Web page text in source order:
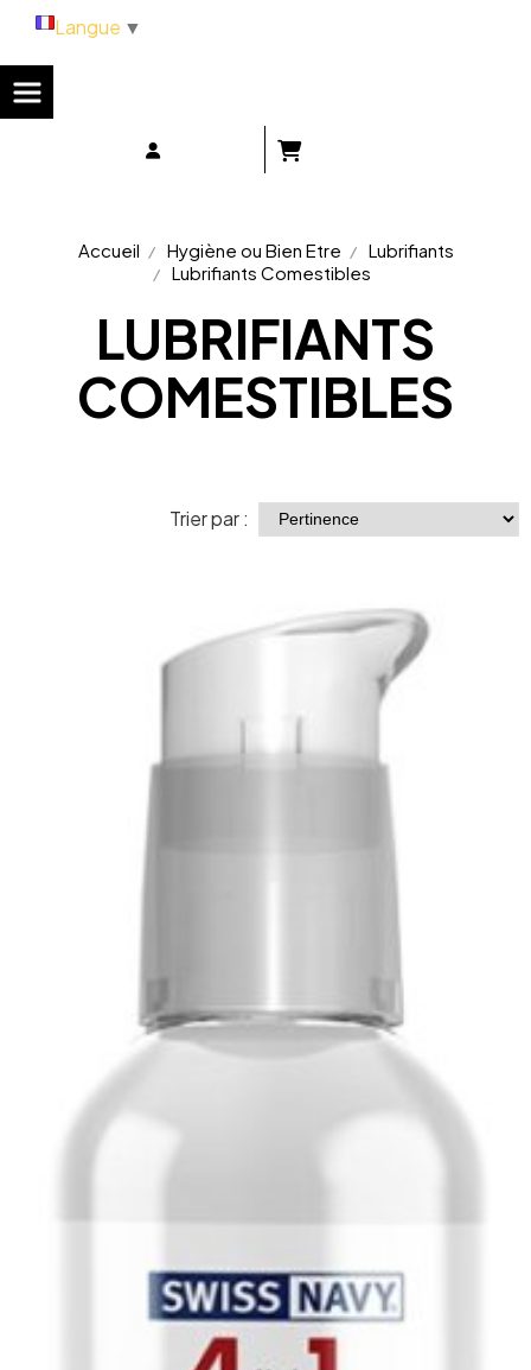
Accueil Hygiène ou Bien Etre
Lubrifiants
Lubrifiants Comestibles
LUBRIFIANTS
COMESTIBLES
Trier par :
Langue ▼